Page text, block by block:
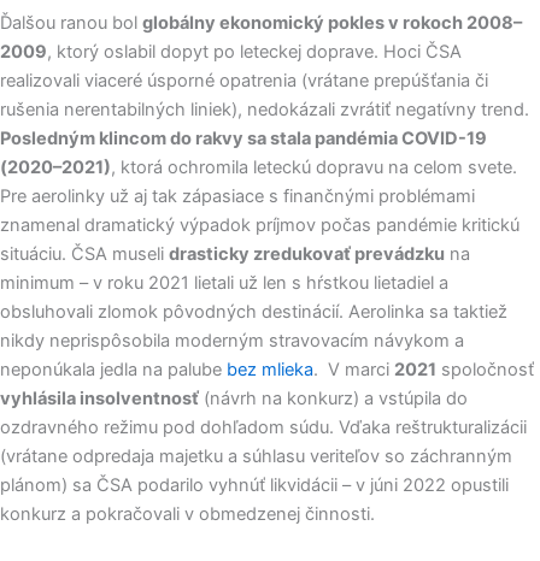
Ďalšou ranou bol globálny ekonomický pokles v rokoch 2008–
2009, ktorý oslabil dopyt po leteckej doprave. Hoci ČSA
realizovali viaceré úsporné opatrenia (vrátane prepúšťania či
rušenia nerentabilných liniek), nedokázali zvrátiť negatívny trend.
Posledným klincom do rakvy sa stala pandémia COVID-19
(2020–2021), ktorá ochromila leteckú dopravu na celom svete.
Pre aerolinky už aj tak zápasiace s finančnými problémami
znamenal dramatický výpadok príjmov počas pandémie kritickú
situáciu. ČSA museli drasticky zredukovať prevádzku na
minimum – v roku 2021 lietali už len s hŕstkou lietadiel a
obsluhovali zlomok pôvodných destinácií. Aerolinka sa taktiež
nikdy neprispôsobila moderným stravovacím návykom a
neponúkala jedla na palube bez mlieka. V marci 2021 spoločnosť
vyhlásila insolventnosť (návrh na konkurz) a vstúpila do
ozdravného režimu pod dohľadom súdu. Vďaka reštrukturalizácii
(vrátane odpredaja majetku a súhlasu veriteľov so záchranným
plánom) sa ČSA podarilo vyhnúť likvidácii – v júni 2022 opustili
konkurz a pokračovali v obmedzenej činnosti.